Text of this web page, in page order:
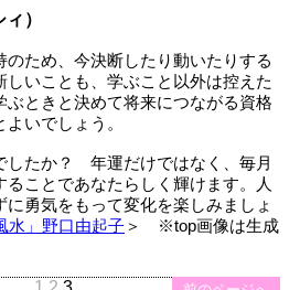
）
ため、今決断したり動いたりする
しいことも、学ぶこと以外は控えた
ぶときと決めて将来につながる資格
いでしょう。
したか？ 年運だけではなく、毎月
ことであなたらしく輝けます。人
勇気をもって変化を楽しみましょ
水」野口由起子＞ ※top画像は生成